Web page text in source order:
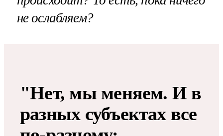
не ослабляем?
"Нет, мы меняем. И в
разных субъектах все